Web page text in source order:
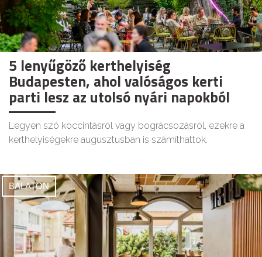
5 lenyűgöző kerthelyiség
Budapesten, ahol valóságos kerti
parti lesz az utolsó nyári napokból
Legyen szó koccintásról vagy bográcsozásról, ezekre a
kerthelyiségekre augusztusban is számíthattok.
BALATON